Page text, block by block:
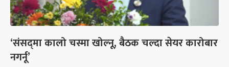
‘संसद्‍मा कालो चस्मा खोल्नू, बैठक चल्दा सेयर कारोबार
नगर्नू’